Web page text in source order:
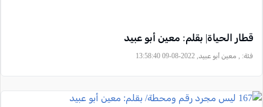
قطار الحياة| بقلم: معين أبو عبيد
فئة: , معين أبو عبيد, 2022-08-09 13:58:40